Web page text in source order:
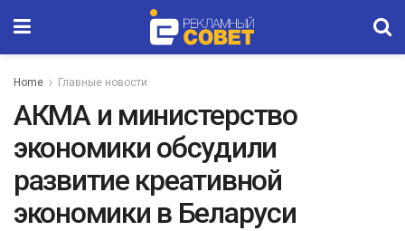
Home Главные новости
АКМА и министерство
экономики обсудили
развитие креативной
экономики в Беларуси